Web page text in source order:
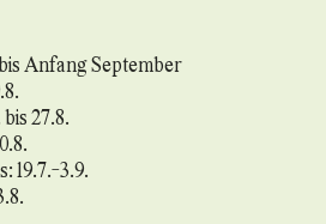
Anfang September
27.8.
19.7.-3.9.